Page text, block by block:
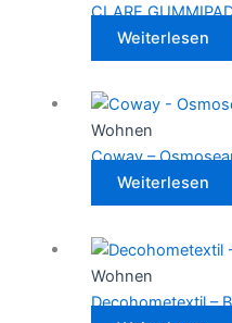
CLARE
Weiterlesen
Wohnen
Coway –
Weiterlesen
Wohnen
Decohometextil –